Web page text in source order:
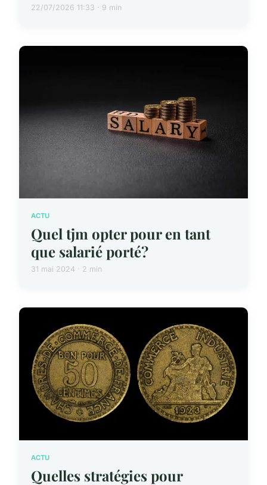
22/07/2026 11:33 · 9 min
ACTU
Quel tjm opter pour en tant
que salarié porté?
31 mai 2024 · 2 min
ACTU
Quelles stratégies pour